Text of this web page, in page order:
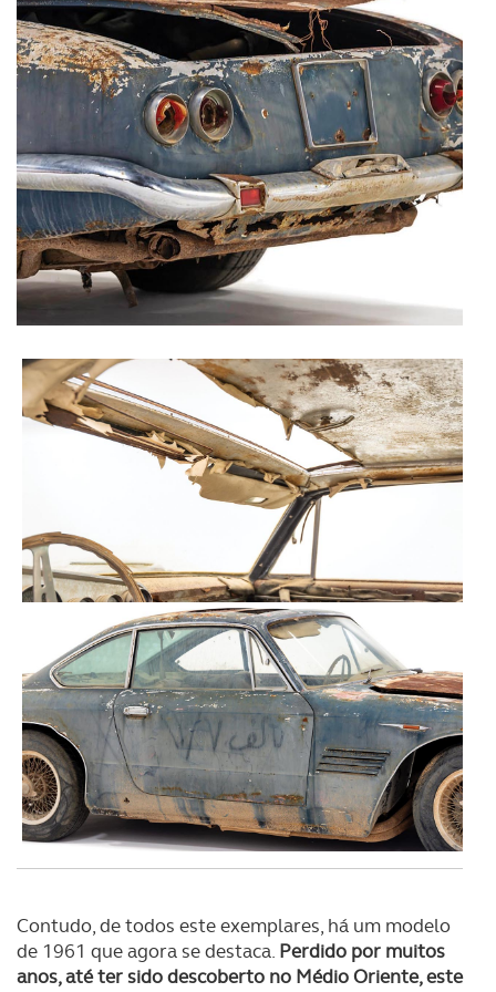
Realçamos que o bloqueio de certo tipo de Cookies e
tecnologias similares pode ter impacto na sua
experiência de navegação no Website e nos serviços
disponibilizados.
Consulte a política de cookies do site.
Contudo, de todos este exemplares, há um modelo
de 1961 que agora se destaca. Perdido por muitos
anos, até ter sido descoberto no Médio Oriente, este